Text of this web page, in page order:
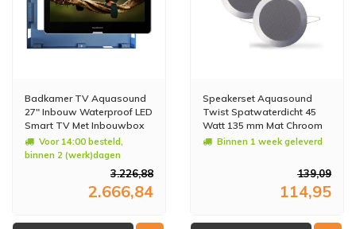
Badkamer TV Aquasound
27" Inbouw Waterproof LED
Smart TV Met Inbouwbox
Voor 14:00 besteld,
binnen 2 (werk)dagen
3.226,88
2.666,84
Speakerset Aquasound
Twist Spatwaterdicht 45
Watt 135 mm Mat Chroom
Binnen 1 week geleverd
139,09
114,95